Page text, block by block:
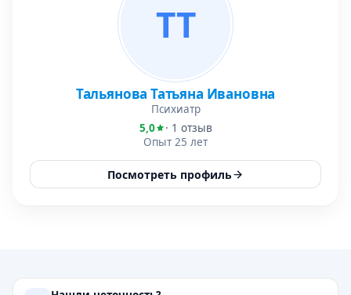
ТТ
Тальянова Татьяна Ивановна
Психиатр
5,0
· 1 отзыв
Опыт 25 лет
Посмотреть профиль